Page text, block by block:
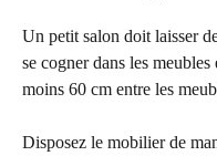
Un petit salon doit laisser
se cogner dans les
moins 60 cm entre les
Disposez le mobilier de